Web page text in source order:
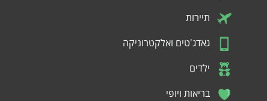
תיירות
גאדג'טים ואלקטרוניקה
ילדים
בריאות ויופי